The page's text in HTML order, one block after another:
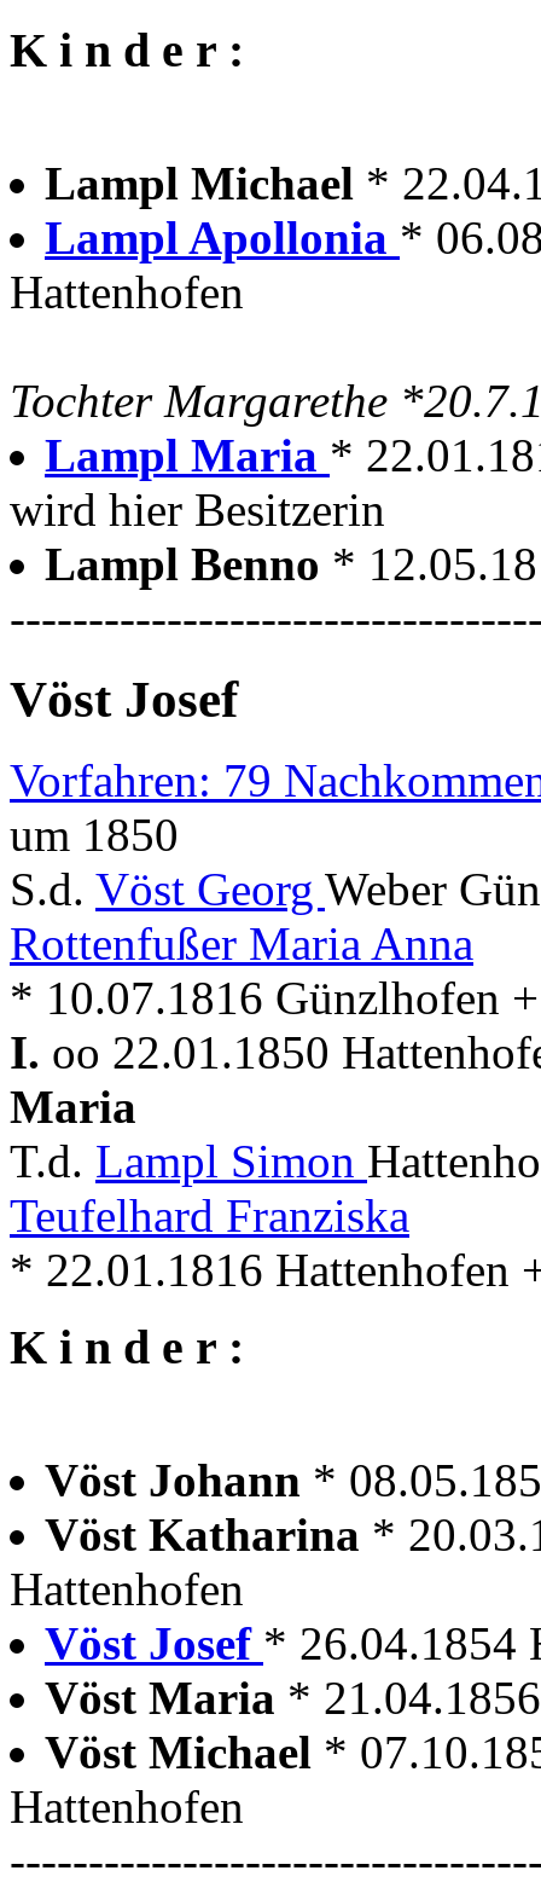
K i n d e r :
Lampl Michael *
Lampl Apollonia *
Hattenhofen
Tochter Margarethe
Lampl Maria *
wird hier Besitzerin
Lampl Benno *
Vöst Josef
Vorfahren: 79
um 1850
S.d. Vöst Georg Weber
Rottenfußer Maria Anna
* 10.07.1816 Günzlhofen
I. oo 22.01.1850
Maria
T.d. Lampl Simon
Teufelhard Franziska
* 22.01.1816 Hattenhofen
K i n d e r :
Vöst Johann *
Vöst Katharina *
Hattenhofen
Vöst Josef * 26.04.1854
Vöst Maria *
Vöst Michael *
Hattenhofen